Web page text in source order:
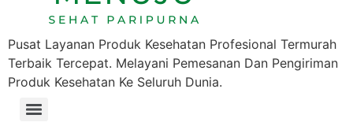
Pusat Layanan Produk Kesehatan Profesional Termurah
Terbaik Tercepat. Melayani Pemesanan Dan Pengiriman
Produk Kesehatan Ke Seluruh Dunia.